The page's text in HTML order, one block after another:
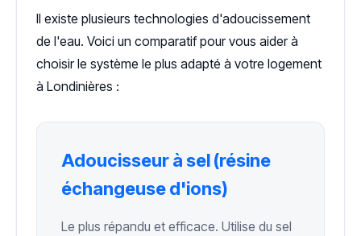
Il existe plusieurs technologies d'adoucissement
de l'eau. Voici un comparatif pour vous aider à
choisir le système le plus adapté à votre logement
à Londinières :
Adoucisseur à sel (résine
échangeuse d'ions)
Le plus répandu et efficace. Utilise du sel